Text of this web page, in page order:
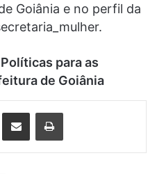
Goiânia e no perfil da
para as
de Goiânia
Compartilhar via e-mail Imprimir